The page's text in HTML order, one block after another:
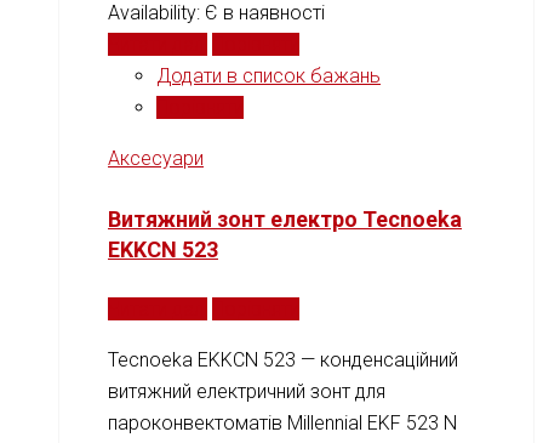
Availability: Є в наявності
Додати в список бажань
Аксесуари
Витяжний зонт електро Tecnoeka
EKKCN 523
Tecnoeka EKKCN 523 — конденсаційний
витяжний електричний зонт для
пароконвектоматів Millennial EKF 523 N